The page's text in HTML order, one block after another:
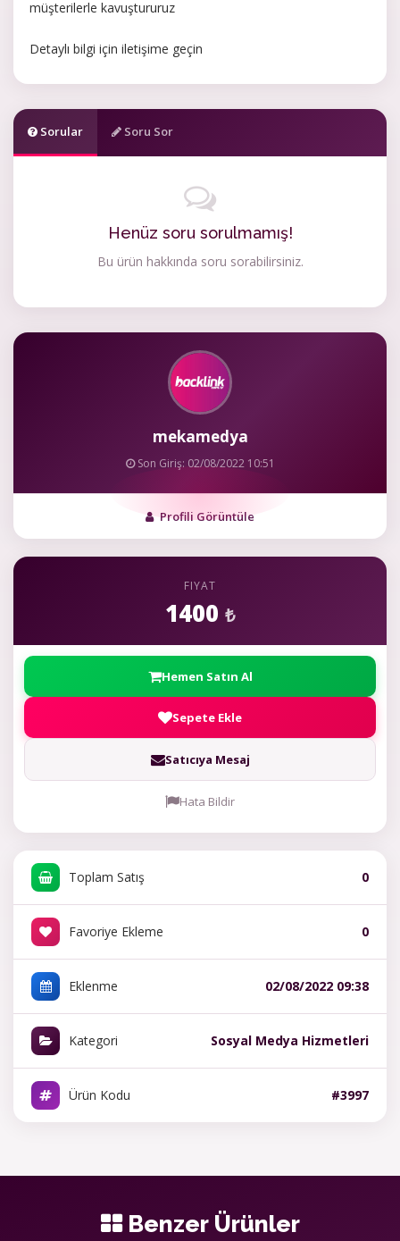
müşterilerle kavuştururuz
Detaylı bilgi için iletişime geçin
Sorular Soru Sor
Henüz soru sorulmamış!
Bu ürün hakkında soru sorabilirsiniz.
mekamedya
Son Giriş: 02/08/2022 10:51
Profili Görüntüle
FIYAT
1400 ₺
Hemen Satın Al
Sepete Ekle
Satıcıya Mesaj
Hata Bildir
Toplam Satış 0
Favoriye Ekleme 0
Eklenme 02/08/2022 09:38
Kategori Sosyal Medya Hizmetleri
Ürün Kodu #3997
Benzer Ürünler